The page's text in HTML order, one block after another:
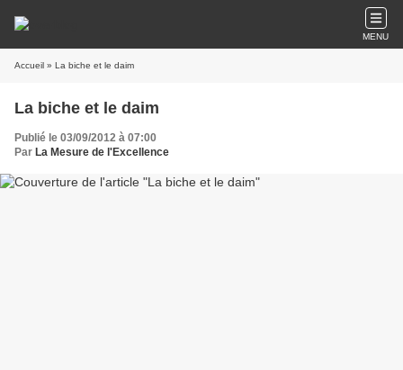
MENU
Accueil » La biche et le daim
La biche et le daim
Publié le 03/09/2012 à 07:00
Par La Mesure de l'Excellence